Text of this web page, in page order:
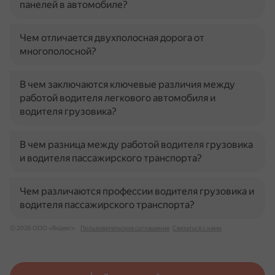
панелей в автомобиле?
Чем отличается двухполосная дорога от
многополосной?
В чем заключаются ключевые различия между
работой водителя легкового автомобиля и
водителя грузовика?
В чем разница между работой водителя грузовика
и водителя пассажирского транспорта?
Чем различаются профессии водителя грузовика и
водителя пассажирского транспорта?
© 2026 ООО «Яндекс» Пользовательское соглашение Связаться с нами